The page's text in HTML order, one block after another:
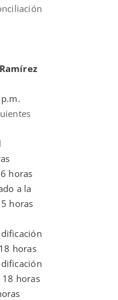
horas
a la
horas
horas
18 horas